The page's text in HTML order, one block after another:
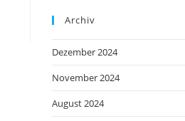
Archiv
Dezember 2024
November 2024
August 2024